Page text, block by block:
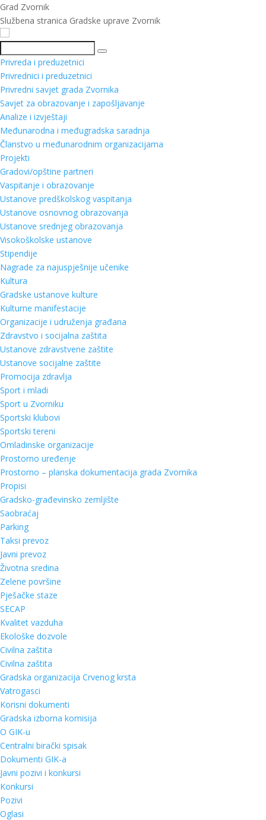
Grad Zvornik
Službena stranica Gradske uprave Zvornik
Pretraga
Privreda i preduzetnici
Privrednici i preduzetnici
Privredni savjet grada Zvornika
Savjet za obrazovanje i zapošljavanje
Analize i izvještaji
Međunarodna i međugradska saradnja
Članstvo u međunarodnim organizacijama
Projekti
Gradovi/opštine partneri
Vaspitanje i obrazovanje
Ustanove predškolskog vaspitanja
Ustanove osnovnog obrazovanja
Ustanove srednjeg obrazovanja
Visokoškolske ustanove
Stipendije
Nagrade za najuspješnije učenike
Kultura
Gradske ustanove kulture
Kulturne manifestacije
Organizacije i udruženja građana
Zdravstvo i socijalna zaštita
Ustanove zdravstvene zaštite
Ustanove socijalne zaštite
Promocija zdravlja
Sport i mladi
Sport u Zvorniku
Sportski klubovi
Sportski tereni
Omladinske organizacije
Prostorno uređenje
Prostorno – planska dokumentacija grada Zvornika
Propisi
Gradsko-građevinsko zemljište
Saobraćaj
Parking
Taksi prevoz
Javni prevoz
Životna sredina
Zelene površine
Pješačke staze
SECAP
Kvalitet vazduha
Ekološke dozvole
Civilna zaštita
Civilna zaštita
Gradska organizacija Crvenog krsta
Vatrogasci
Korisni dokumenti
Gradska izborna komisija
O GIK-u
Centralni birački spisak
Dokumenti GIK-a
Javni pozivi i konkursi
Konkursi
Pozivi
Oglasi